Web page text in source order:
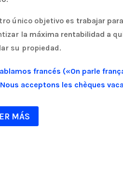
único objetivo es trabajar
la máxima rentabilidad a
su propiedad.
francés («On parle
acceptons les chèques
MÁS